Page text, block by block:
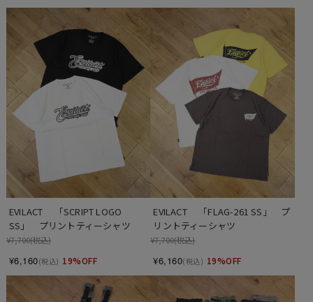
EVILACT 　「SCRIPT LOGO
SS」　プリントティーシャツ
¥7,700(税込)
¥6,160(税込) 19%OFF
EVILACT 　「FLAG-261 SS」　プ
リントティーシャツ
¥7,700(税込)
¥6,160(税込) 19%OFF